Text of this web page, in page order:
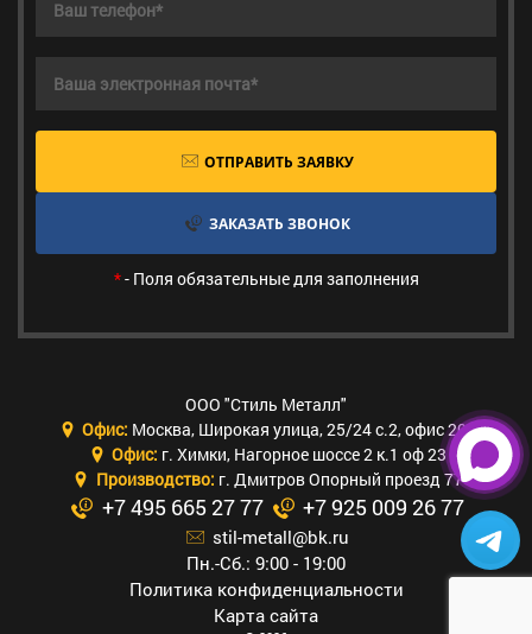
ОТПРАВИТЬ ЗАЯВКУ
ЗАКАЗАТЬ ЗВОНОК
*- Поля обязательные для заполнения
ООО "Стиль Металл"
Офис: Москва, Широкая улица, 25/24 с.2, офис 205
Офис: г. Химки, Нагорное шоссе 2 к.1 оф 23
Производство: г. Дмитров Опорный проезд 77
+7 495 665 27 77 +7 925 009 26 77
stil-metall@bk.ru
Пн.-Сб.: 9:00 - 19:00
Политика конфиденциальности
Карта сайта